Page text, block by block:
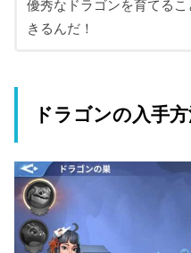
優秀なドラゴンを育てる
きるんだ！
ドラゴンの入手